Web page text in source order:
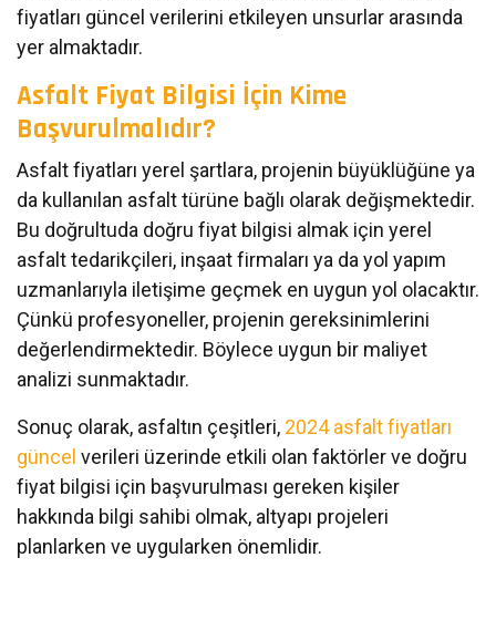
fiyatları güncel verilerini etkileyen unsurlar arasında
yer almaktadır.
Asfalt Fiyat Bilgisi İçin Kime
Başvurulmalıdır?
Asfalt fiyatları yerel şartlara, projenin büyüklüğüne ya
da kullanılan asfalt türüne bağlı olarak değişmektedir.
Bu doğrultuda doğru fiyat bilgisi almak için yerel
asfalt tedarikçileri, inşaat firmaları ya da yol yapım
uzmanlarıyla iletişime geçmek en uygun yol olacaktır.
Çünkü profesyoneller, projenin gereksinimlerini
değerlendirmektedir. Böylece uygun bir maliyet
analizi sunmaktadır.
Sonuç olarak, asfaltın çeşitleri, 2024 asfalt fiyatları
güncel verileri üzerinde etkili olan faktörler ve doğru
fiyat bilgisi için başvurulması gereken kişiler
hakkında bilgi sahibi olmak, altyapı projeleri
planlarken ve uygularken önemlidir.